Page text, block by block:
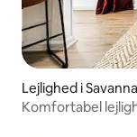
Lejlighed i
Komfortabel